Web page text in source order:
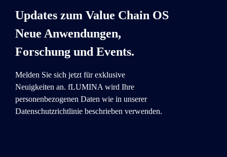
Updates zum Value Chain OS
Neue Anwendungen,
Forschung und Events.
Melden Sie sich jetzt für exklusive
Neuigkeiten an. fLUMINA wird Ihre
personenbezogenen Daten wie in unserer
Datenschutzrichtlinie beschrieben verwenden.